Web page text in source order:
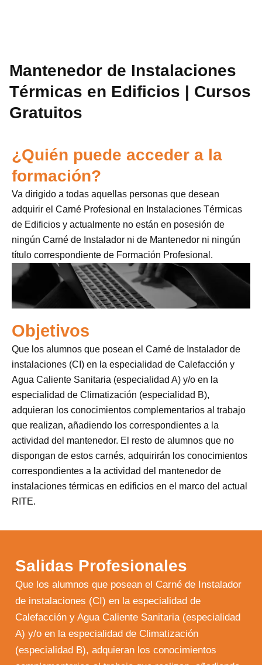
Mantenedor de Instalaciones
Térmicas en Edificios | Cursos
Gratuitos
¿Quién puede acceder a la
formación?
Va dirigido a todas aquellas personas que desean
adquirir el Carné Profesional en Instalaciones Térmicas
de Edificios y actualmente no están en posesión de
ningún Carné de Instalador ni de Mantenedor ni ningún
título correspondiente de Formación Profesional.
Objetivos
Que los alumnos que posean el Carné de Instalador de
instalaciones (CI) en la especialidad de Calefacción y
Agua Caliente Sanitaria (especialidad A) y/o en la
especialidad de Climatización (especialidad B),
adquieran los conocimientos complementarios al trabajo
que realizan, añadiendo los correspondientes a la
actividad del mantenedor. El resto de alumnos que no
dispongan de estos carnés, adquirirán los conocimientos
correspondientes a la actividad del mantenedor de
instalaciones térmicas en edificios en el marco del actual
RITE.
Salidas Profesionales
Que los alumnos que posean el Carné de Instalador
de instalaciones (CI) en la especialidad de
Calefacción y Agua Caliente Sanitaria (especialidad
A) y/o en la especialidad de Climatización
(especialidad B), adquieran los conocimientos